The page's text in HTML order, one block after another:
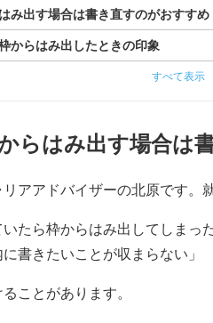
み出す場合は書き直すのがおすすめ
からはみ出したときの印象
すべて表示
らはみ出す場合は
アアドバイザーの北原です。
いたら枠からはみ出してしまった
に書きたいことが収まらない」
ことがあります。